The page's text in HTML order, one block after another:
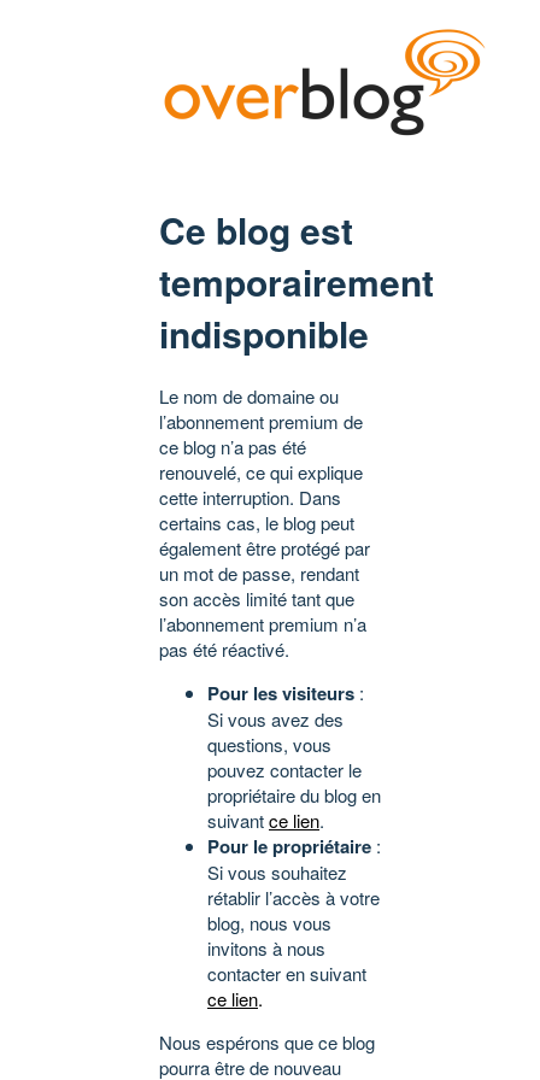
Ce blog est
temporairement
indisponible
Le nom de domaine ou
l’abonnement premium de
ce blog n’a pas été
renouvelé, ce qui explique
cette interruption. Dans
certains cas, le blog peut
également être protégé par
un mot de passe, rendant
son accès limité tant que
l’abonnement premium n’a
pas été réactivé.
Pour les visiteurs :
Si vous avez des
questions, vous
pouvez contacter le
propriétaire du blog en
suivantce lien.
Pour le propriétaire :
Si vous souhaitez
rétablir l’accès à votre
blog, nous vous
invitons à nous
contacter en suivant
ce lien.
Nous espérons que ce blog
pourra être de nouveau